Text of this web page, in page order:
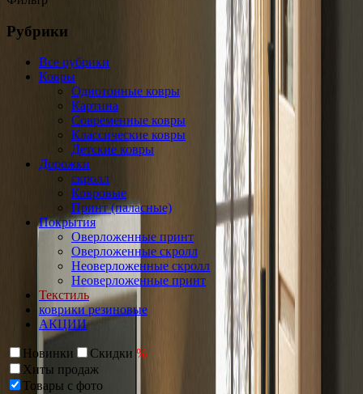
Рубрики
Все рубрики
Ковры
Однотонные ковры
Картина
Современные ковры
Классические ковры
Детские ковры
Дорожки
скролл
Ковровые
Принт (паласные)
Покрытия
Оверложенные принт
Оверложенные скролл
Неоверложенные скролл
Неоверложенные принт
Текстиль
коврики резиновые
АКЦИИ
Новинки Скидки %
Хиты продаж
Товары с фото